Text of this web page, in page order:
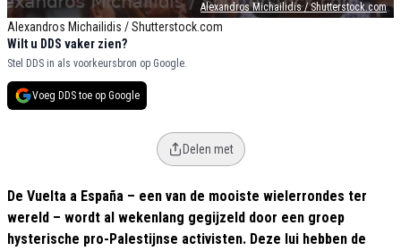
Alexandros Michailidis / Shutterstock.com
Alexandros Michailidis / Shutterstock.com
Wilt u DDS vaker zien?
Stel DDS in als voorkeursbron op Google.
Voeg DDS toe op Google
Delen met
De Vuelta a España – een van de mooiste wielerrondes ter
wereld – wordt al wekenlang gegijzeld door een groep
hysterische pro-Palestijnse activisten. Deze lui hebben de